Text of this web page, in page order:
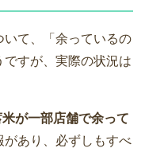
て、「余っているの
すが、実際の状況は
が一部店舗で余って
があり、必ずしもすべ